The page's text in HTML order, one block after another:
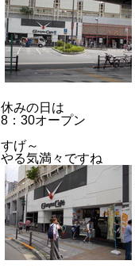
休みの日は
8：30オープン
すげ～
やる気満々ですね